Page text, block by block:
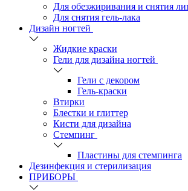
Для обезжиривания и снятия
Для снятия гель-лака
Дизайн ногтей
Жидкие краски
Гели для дизайна ногтей
Гели с декором
Гель-краски
Втирки
Блестки и глиттер
Кисти для дизайна
Стемпинг
Пластины для стемпинга
Дезинфекция и стерилизация
ПРИБОРЫ